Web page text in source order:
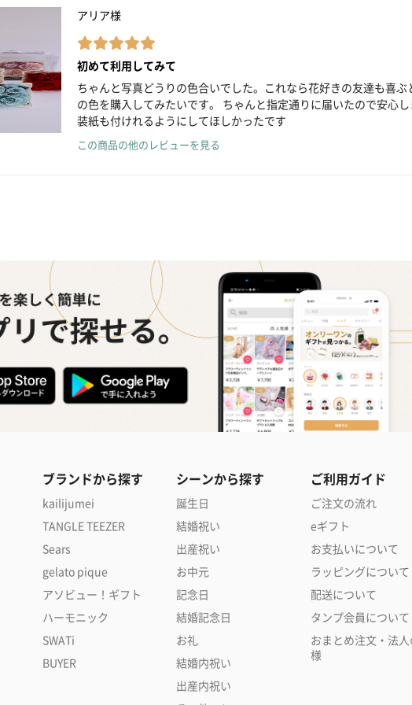
アリア様
初めて利用してみて
ちゃんと写真どうりの色合いでした。これなら花好きの友達も喜
の色を購入してみたいです。 ちゃんと指定通りに届いたので安心
装紙も付けれるようにしてほしかったです
この商品の他のレビューを見る
ブランドから探す
kailijumei
TANGLE TEEZER
Sears
gelato pique
アソビュー！ギフト
ハーモニック
SWATi
BUYER
シーンから探す
誕生日
結婚祝い
出産祝い
お中元
記念日
結婚記念日
お礼
結婚内祝い
出産内祝い
ご利用ガイド
ご注文の流れ
eギフト
お支払いについて
ラッピングについて
配送について
タンプ会員について
おまとめ注文・法
様